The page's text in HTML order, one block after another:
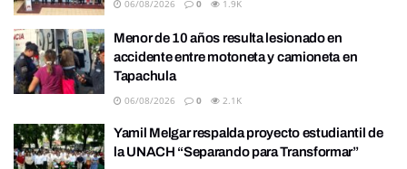
06/08/2026 0 1.9K
Menor de 10 años resulta lesionado en
accidente entre motoneta y camioneta en
Tapachula
06/08/2026 0 2.1K
Yamil Melgar respalda proyecto estudiantil de
la UNACH “Separando para Transformar”